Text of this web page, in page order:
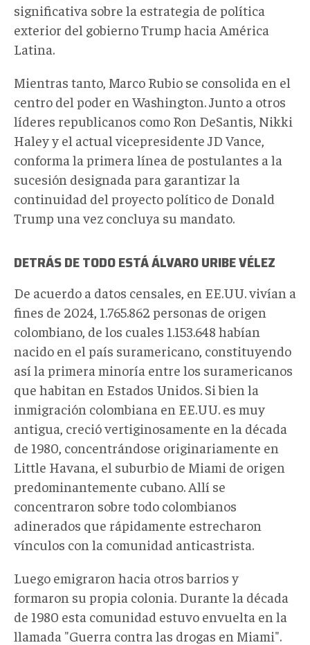
significativa sobre la estrategia de política
exterior del gobierno Trump hacia América
Latina.
Mientras tanto, Marco Rubio se consolida en el
centro del poder en Washington. Junto a otros
líderes republicanos como Ron DeSantis, Nikki
Haley y el actual vicepresidente JD Vance,
conforma la primera línea de postulantes a la
sucesión designada para garantizar la
continuidad del proyecto político de Donald
Trump una vez concluya su mandato.
DETRÁS DE TODO ESTÁ ÁLVARO URIBE VÉLEZ
De acuerdo a datos censales, en EE.UU. vivían a
fines de 2024, 1.765.862 personas de origen
colombiano, de los cuales 1.153.648 habían
nacido en el país suramericano, constituyendo
así la primera minoría entre los suramericanos
que habitan en Estados Unidos. Si bien la
inmigración colombiana en EE.UU. es muy
antigua, creció vertiginosamente en la década
de 1980, concentrándose originariamente en
Little Havana, el suburbio de Miami de origen
predominantemente cubano. Allí se
concentraron sobre todo colombianos
adinerados que rápidamente estrecharon
vínculos con la comunidad anticastrista.
Luego emigraron hacia otros barrios y
formaron su propia colonia. Durante la década
de 1980 esta comunidad estuvo envuelta en la
llamada "Guerra contra las drogas en Miami".